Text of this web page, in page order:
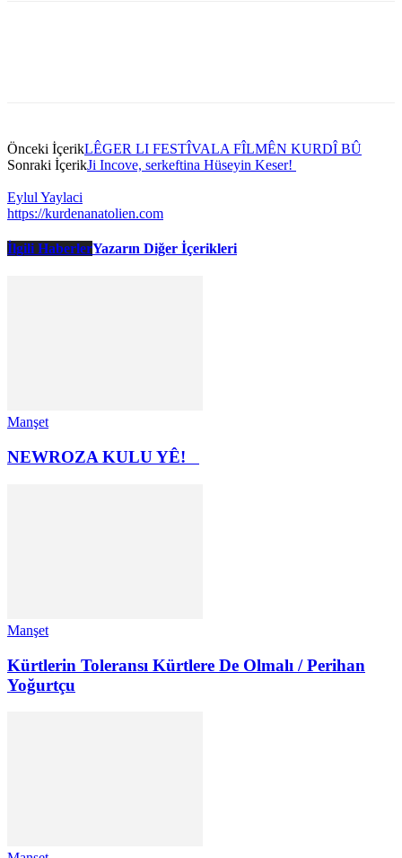
Önceki İçerikLÊGER LI FESTÎVALA FÎLMÊN KURDÎ BÛ
Sonraki İçerikJi Incove, serkeftina Hüseyin Keser!
Eylul Yaylaci
https://kurdenanatolien.com
İlgili HaberlerYazarın Diğer İçerikleri
Manşet
NEWROZA KULU YÊ!
Manşet
Kürtlerin Toleransı Kürtlere De Olmalı / Perihan
Yoğurtçu